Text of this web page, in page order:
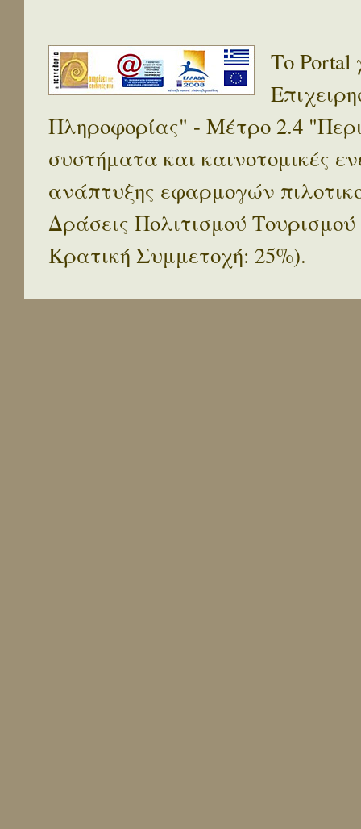
Το Portal
Πληροφορίας" - Μέτρο 2.4
συστήματα και καινοτομικές
ανάπτυξης εφαρμογών
Δράσεις Πολιτισμού
Κρατική Συμμετοχή: 25%).